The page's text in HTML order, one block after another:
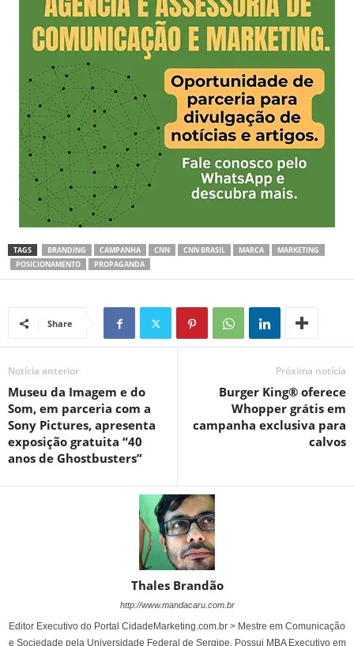
TAGS BRANDING CAMPANHA CNN CNN BRASIL MARCA
MARKETING
POSICIONAMENTO
PROPAGANDA
Share
Notícia anterior
Museu da Imagem e do
Som, em parceria com a
Sony Pictures, apresenta
exposição gratuita “40
anos de Ghostbusters”
Próxima notícia
Burger King® oferece
Whopper grátis em
campanha exclusiva para
calvos
Thales Brandão
http://www.mandacaru.com.br
Editor Executivo do Portal CidadeMarketing.com.br > Mestre em Comunicação
e Sociedade pela Universidade Federal de Sergipe. Possui MBA Executivo em